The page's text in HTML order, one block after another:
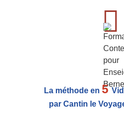
La méthode en 5
par Cantin le